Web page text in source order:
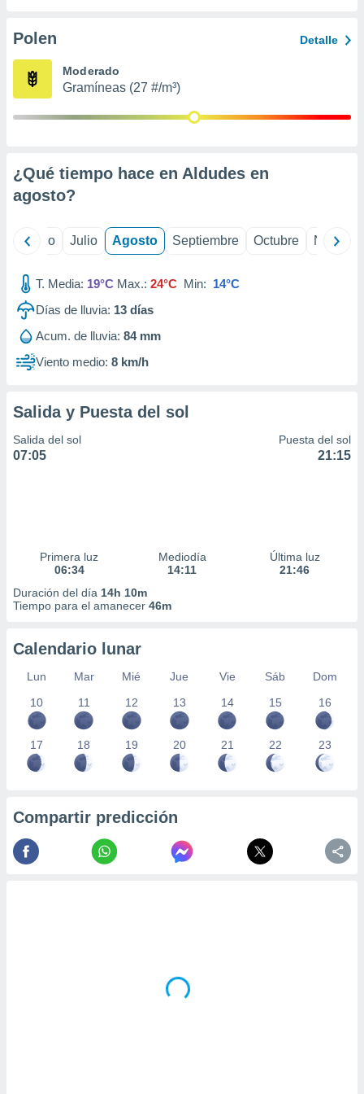
e
mediante
de
1199
Polen Detalle
Moderado
Gramíneas (27 #/m³)
¿Qué tiempo hace en Aldudes en
agosto?
Junio Julio Agosto Septiembre Octubre
T. Media: 19°C Max.: 24°C Min: 14°C
Días de lluvia: 13 días
Acum. de lluvia: 84 mm
Viento medio: 8 km/h
Salida y Puesta del sol
Salida del sol
07:05
Puesta del sol
21:15
Primera luz
06:34
Mediodía
14:11
Última luz
21:46
Duración del día 14h 10m
Tiempo para el amanecer 46m
Calendario lunar
Lun Mar Mié Jue Vie Sáb
Dom
10
11 12 13 14 15 16
17 18 19 20 21 22 23
Compartir predicción